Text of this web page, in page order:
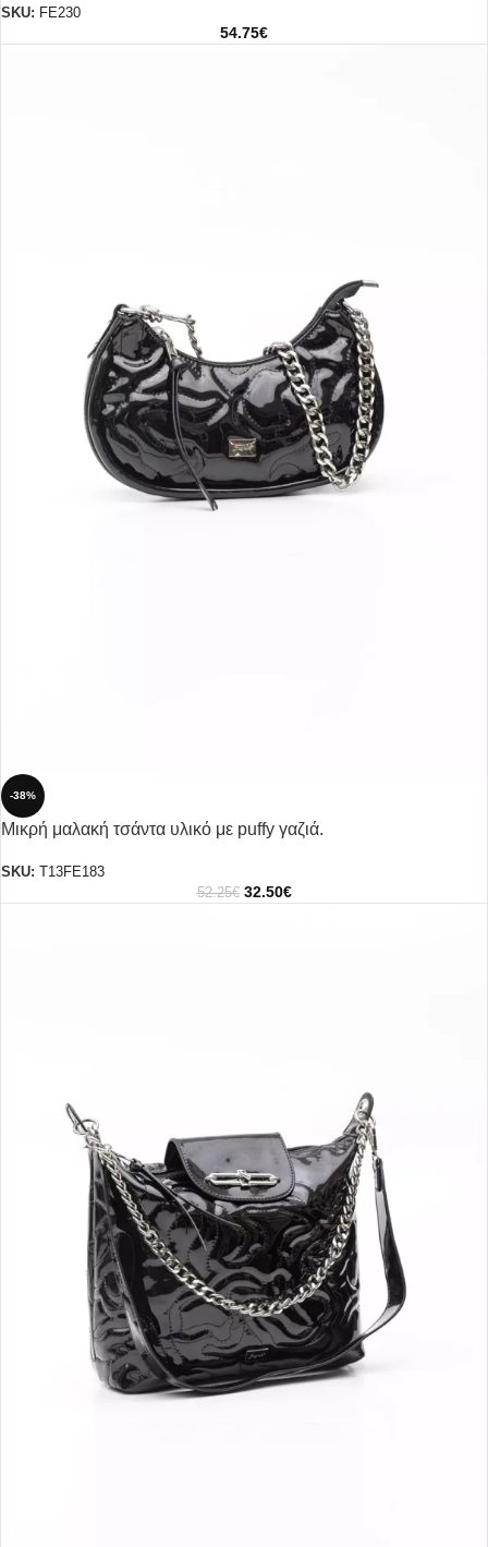
SKU: FE230
54.75€
-38%
Μικρή μαλακή τσάντα υλικό με puffy γαζιά.
SKU: T13FE183
52.25€ 32.50€